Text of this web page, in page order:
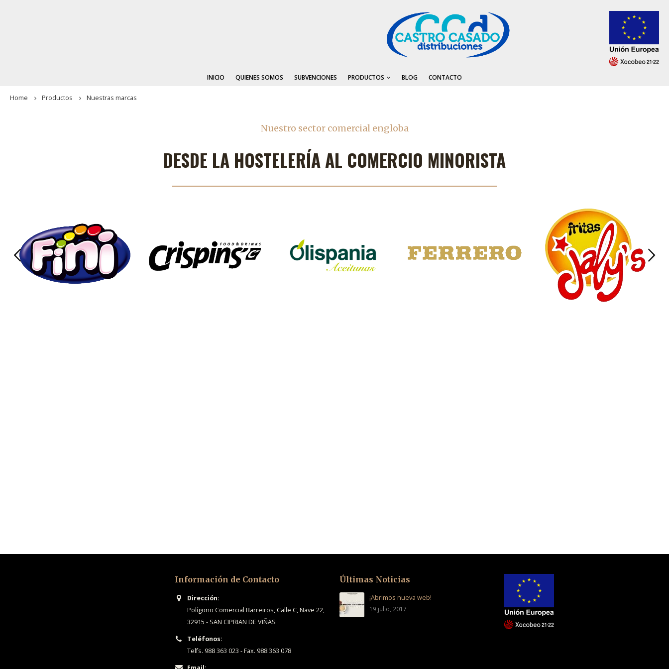
INICIO QUIENES SOMOS SUBVENCIONES PRODUCTOS BLOG CONTACTO
Home Productos Nuestras marcas
Nuestro sector comercial engloba
DESDE LA HOSTELERÍA AL COMERCIO MINORISTA
Información de Contacto
Dirección:
Polígono Comercial Barreiros, Calle C, Nave 22,
32915 - SAN CIPRIAN DE VIÑAS
Teléfonos:
Telfs. 988 363 023 - Fax. 988 363 078
Últimas Noticias
¡Abrimos nueva web!
19 julio, 2017